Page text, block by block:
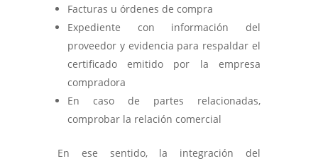
Facturas u órdenes de compra
Expediente con información del
proveedor y evidencia para respaldar el
certificado emitido por la empresa
compradora
En caso de partes relacionadas,
comprobar la relación comercial
En ese sentido, la integración del